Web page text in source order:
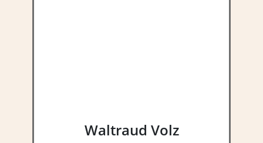
Waltraud Volz